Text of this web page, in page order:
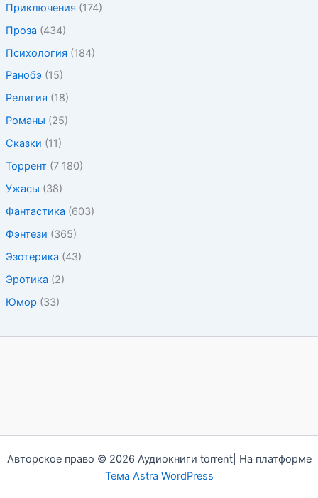
Приключения (174)
Проза (434)
Психология (184)
Ранобэ (15)
Религия (18)
Романы (25)
Сказки (11)
Торрент(7 180)
Ужасы (38)
Фантастика (603)
Фэнтези (365)
Эзотерика (43)
Эротика (2)
Юмор (33)
Авторское право © 2026 Аудиокниги torrent| На платформе
Тема Astra WordPress